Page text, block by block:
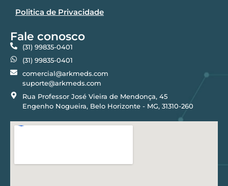
Politica de Privacidade
Fale conosco
(31) 99835-0401
(31) 99835-0401
comercial@arkmeds.com
suporte@arkmeds.com
Rua Professor José Vieira de Mendonça, 45
Engenho Nogueira, Belo Horizonte - MG, 31310-260